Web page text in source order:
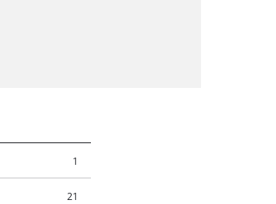
1
21